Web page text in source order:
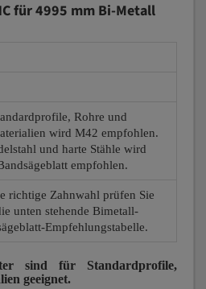
für 4995 mm Bi-Metall
Rohre und
wird M42 empfohlen.
und harte Stähle wird
empfohlen.
richtige Zahnwahl prüfen Sie
unten stehende Bimetall-
Empfehlungstabelle.
sind für Standardprofile,
geeignet.